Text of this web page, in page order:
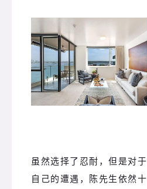
虽然选择了忍耐，但是对于
自己的遭遇，陈先生依然十